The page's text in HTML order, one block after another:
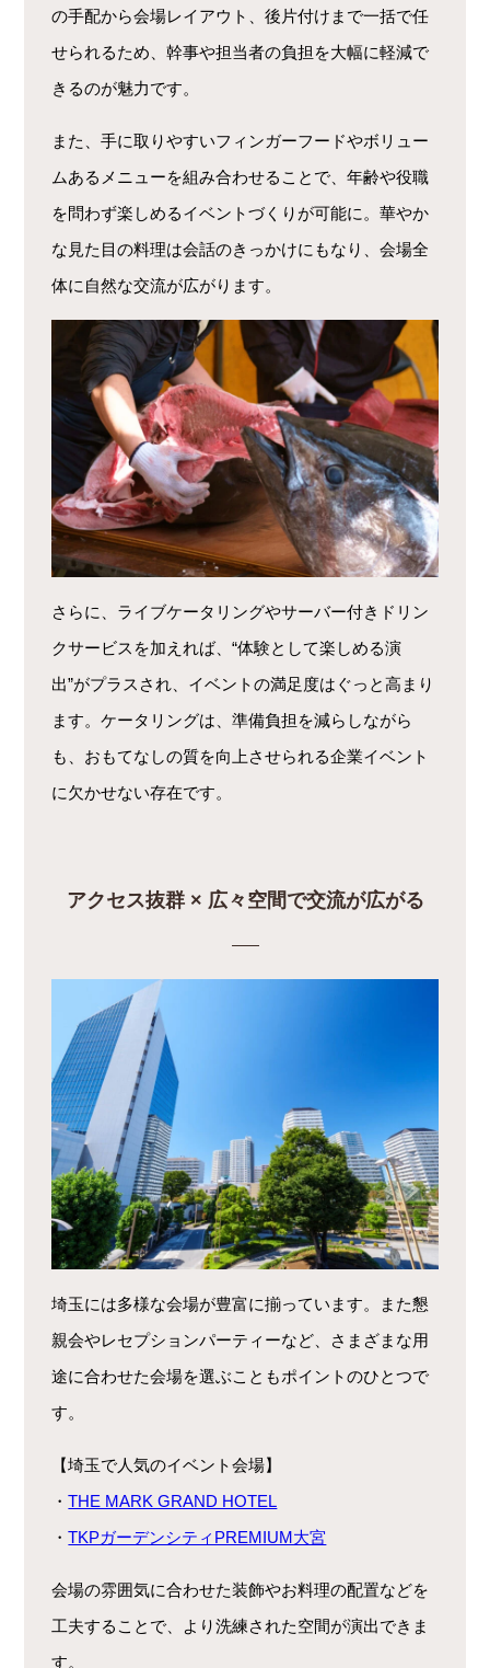
の手配から会場レイアウト、後片付けまで一括で任
せられるため、幹事や担当者の負担を大幅に軽減で
きるのが魅力です。
また、手に取りやすいフィンガーフードやボリュー
ムあるメニューを組み合わせることで、年齢や役職
を問わず楽しめるイベントづくりが可能に。華やか
な見た目の料理は会話のきっかけにもなり、会場全
体に自然な交流が広がります。
さらに、ライブケータリングやサーバー付きドリン
クサービスを加えれば、“体験として楽しめる演
出”がプラスされ、イベントの満足度はぐっと高まり
ます。ケータリングは、準備負担を減らしながら
も、おもてなしの質を向上させられる企業イベント
に欠かせない存在です。
アクセス抜群 × 広々空間で交流が広がる
埼玉には多様な会場が豊富に揃っています。また懇
親会やレセプションパーティーなど、さまざまな用
途に合わせた会場を選ぶこともポイントのひとつで
す。
【埼玉で人気のイベント会場】
・THE MARK GRAND HOTEL
・TKPガーデンシティPREMIUM大宮
会場の雰囲気に合わせた装飾やお料理の配置などを
工夫することで、より洗練された空間が演出できま
す。